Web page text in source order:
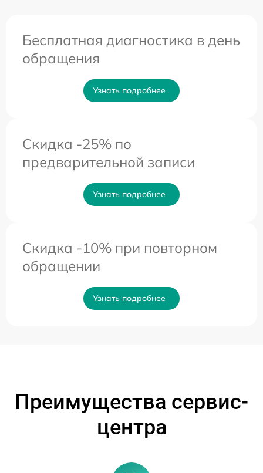
Бесплатная диагностика в день
обращения
Узнать подробнее
Скидка -25% по
предварительной записи
Узнать подробнее
Скидка -10% при повторном
обращении
Узнать подробнее
Преимущества сервис-
центра